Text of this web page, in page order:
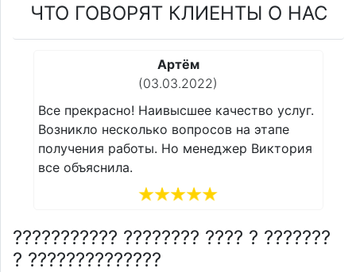
ЧТО ГОВОРЯТ КЛИЕНТЫ О НАС
Сергей
(22.02.2022)
Все прекрасно! Наивысшее качество услуг.
Возникло несколько вопросов на этапе
получения работы. Но менеджер Виктория
все объяснила.
??????????? ???????? ???? ? ???????
? ??????????????